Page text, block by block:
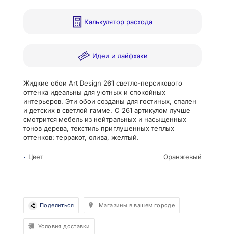
Калькулятор расхода
Идеи и лайфхаки
Жидкие обои Art Design 261 светло-персикового
оттенка идеальны для уютных и спокойных
интерьеров. Эти обои созданы для гостиных, спален
и детских в светлой гамме. С 261 артикулом лучше
смотрится мебель из нейтральных и насыщенных
тонов дерева, текстиль приглушенных теплых
оттенков: терракот, олива, желтый.
Цвет Оранжевый
Поделиться Магазины в вашем городе
Условия доставки